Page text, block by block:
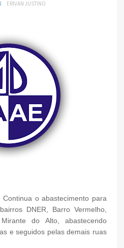
ERIVAN JUSTINO
o abastecimento para
DNER, Barro Vermelho,
do Alto, abastecendo
e seguidos pelas demais ruas